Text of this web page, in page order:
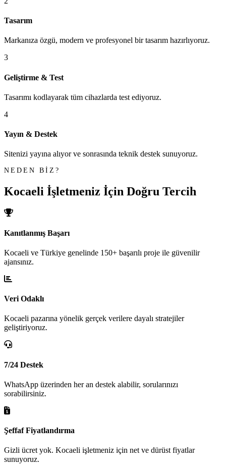
Tasarım
Markanıza özgü, modern ve profesyonel bir tasarım hazırlıyoruz.
3
Geliştirme & Test
Tasarımı kodlayarak tüm cihazlarda test ediyoruz.
4
Yayın & Destek
Sitenizi yayına alıyor ve sonrasında teknik destek sunuyoruz.
NEDEN BİZ?
Kocaeli İşletmeniz İçin Doğru Tercih
Kanıtlanmış Başarı
Kocaeli ve Türkiye genelinde 150+ başarılı proje ile güvenilir
ajansınız.
Veri Odaklı
Kocaeli pazarına yönelik gerçek verilere dayalı stratejiler
geliştiriyoruz.
7/24 Destek
WhatsApp üzerinden her an destek alabilir, sorularınızı
sorabilirsiniz.
Şeffaf Fiyatlandırma
Gizli ücret yok. Kocaeli işletmeniz için net ve dürüst fiyatlar
sunuyoruz.